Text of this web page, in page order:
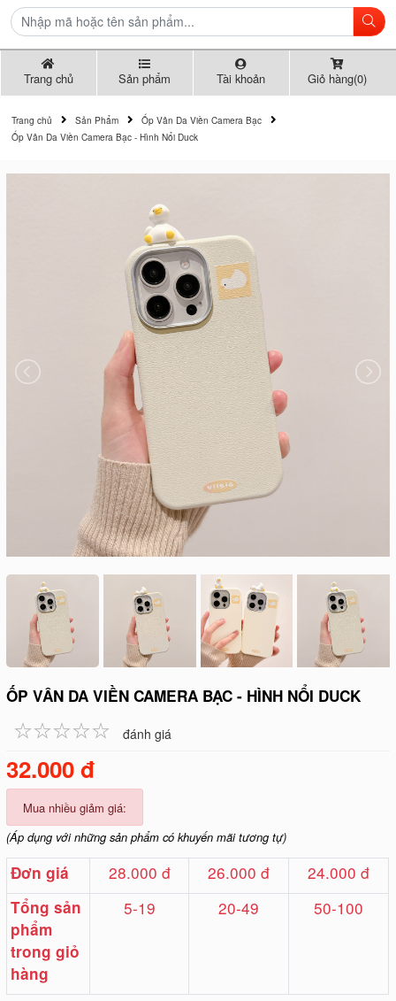
Trang chủ Sản phẩm Tài khoản Giỏ hàng(0)
Trang chủ Sản Phẩm
Ốp Vân Da Viền Camera Bạc
Ốp Vân Da Viền Camera Bạc - Hình Nổi Duck
ỐP VÂN DA VIỀN CAMERA BẠC - HÌNH NỔI DUCK
☆☆☆☆☆
★★★★★ đánh giá
32.000 đ
Mua nhiều giảm giá:
(Áp dụng với những sản phẩm có khuyến mãi tương tự)
Đơn giá 28.000 đ 26.000 đ 24.000 đ
Tổng sản
phẩm
trong giỏ
hàng
5-19 20-49 50-100